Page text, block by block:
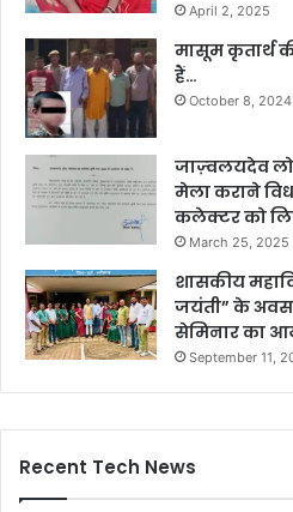
April 2, 2025
मासूम कृतार्थ
हैं…
October 8, 2024
जाज़्वलयदेव
मेला कराने
कलेक्टर को
March 25, 2025
शासकीय
जयंती” के
सेमिनार का
September 11,
Recent Tech News